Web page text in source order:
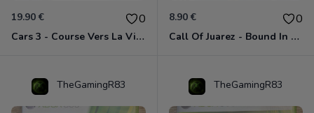
19.90 € 0
Cars 3 - Course Vers La Victoire Xbox 360
8.90 € 0
Call Of Juarez - Bound In Blood Xbox 360
TheGamingR83 TheGamingR83